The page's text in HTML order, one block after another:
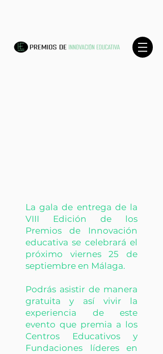
La gala de entrega de la
VIII Edición de los
Premios de Innovación
educativa se celebrará el
próximo viernes 25 de
septiembre en Málaga.
Podrás asistir de manera
gratuita y así vivir la
experiencia de este
evento que premia a los
Centros Educativos y
Fundaciones líderes en